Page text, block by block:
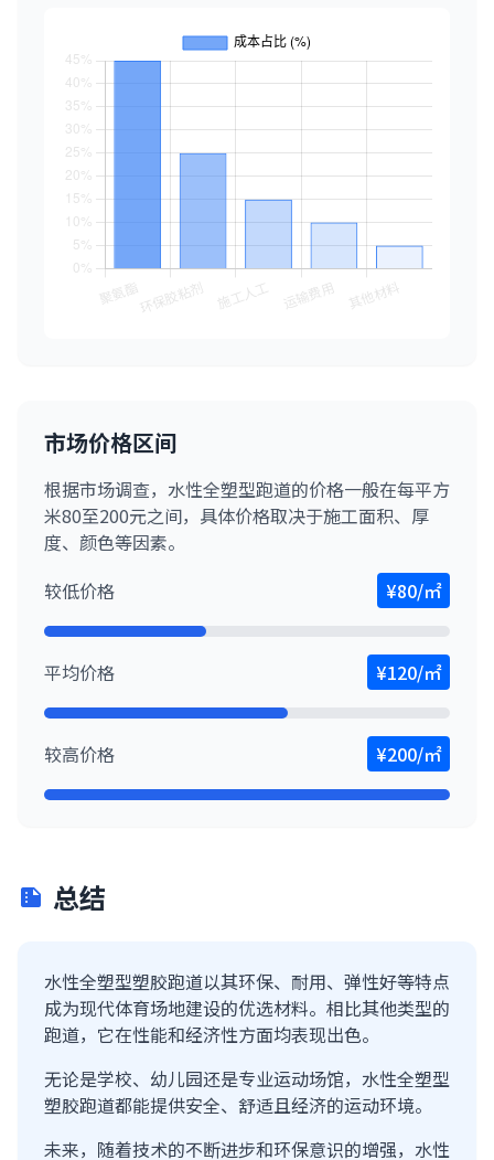
市场价格区间
根据市场调查，水性全塑型跑道的价格一般在每平方
米80至200元之间，具体价格取决于施工面积、厚
度、颜色等因素。
较低价格
¥80/㎡
平均价格 ¥120/㎡
较高价格 ¥200/㎡
summarize 总结
水性全塑型塑胶跑道以其环保、耐用、弹性好等特点
成为现代体育场地建设的优选材料。相比其他类型的
跑道，它在性能和经济性方面均表现出色。
无论是学校、幼儿园还是专业运动场馆，水性全塑型
塑胶跑道都能提供安全、舒适且经济的运动环境。
未来，随着技术的不断进步和环保意识的增强，水性